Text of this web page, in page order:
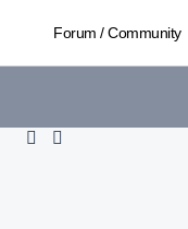
Forum / Community